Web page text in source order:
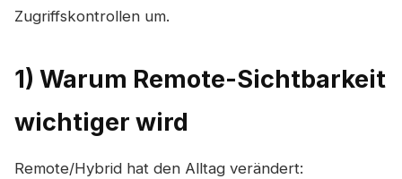
Zugriffskontrollen um.
1) Warum Remote-Sichtbarkeit
wichtiger wird
Remote/Hybrid hat den Alltag verändert: